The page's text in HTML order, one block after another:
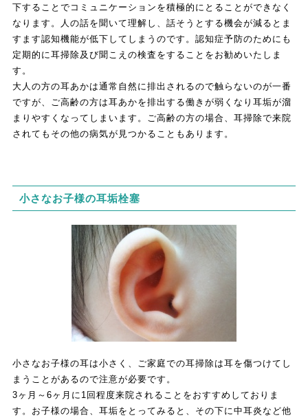
下することでコミュニケーションを積極的にとることができなく
なります。人の話を聞いて理解し、話そうとする機会が減るとま
すます認知機能が低下してしまうのです。認知症予防のためにも
定期的に耳掃除及び聞こえの検査をすることをお勧めいたしま
す。
大人の方の耳あかは通常自然に排出されるので触らないのが一番
ですが、ご高齢の方は耳あかを排出する働きが弱くなり耳垢が溜
まりやすくなってしまいます。ご高齢の方の場合、耳掃除で来院
されてもその他の病気が見つかることもあります。
小さなお子様の耳垢栓塞
小さなお子様の耳は小さく、ご家庭での耳掃除は耳を傷つけてし
まうことがあるので注意が必要です。
3ヶ月～6ヶ月に1回程度来院されることをおすすめしておりま
す。お子様の場合、耳垢をとってみると、その下に中耳炎など他